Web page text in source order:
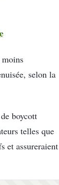
moins
selon la
boycott
telles que
et assureraient